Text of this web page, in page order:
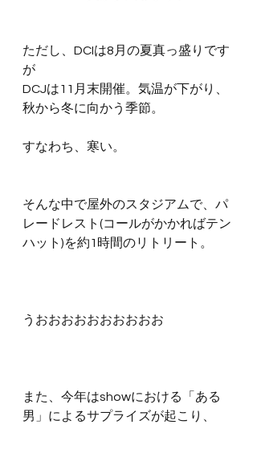
ただし、DCIは8月の夏真っ盛りです
が
DCJは11月末開催。気温が下がり、
秋から冬に向かう季節。
すなわち、寒い。
そんな中で屋外のスタジアムで、パ
レードレスト(コールがかかればテン
ハット)を約1時間のリトリート。
うおおおおおおおおおお
また、今年はshowにおける「ある
男」によるサプライズが起こり、